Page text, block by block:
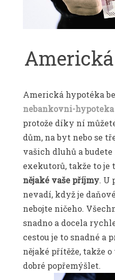
Americká hypotéka
nebankovni-hypoteka
protože díky ní
dům, na byt nebo se
vašich dluhů a
exekutorů, takže to je
nějaké vaše příjmy. U
nevadí, když je
nebojte ničeho.
snadno a docela
cestou je to snadné a
nějaké přítěže, takže
dobré popřemýšlet.